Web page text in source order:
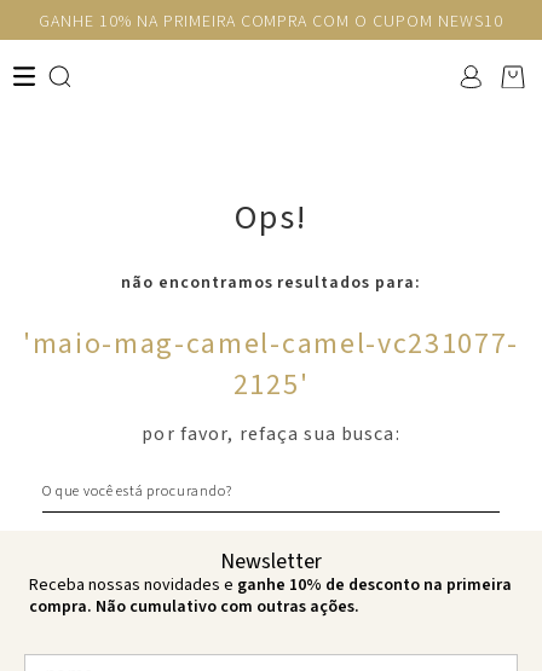
GANHE 10% NA PRIMEIRA COMPRA COM O CUPOM NEWS10
Ops!
não encontramos resultados para:
'maio-mag-camel-camel-vc231077-
2125'
por favor, refaça sua busca:
Newsletter
Receba nossas novidades e ganhe 10% de desconto na primeira
compra. Não cumulativo com outras ações.